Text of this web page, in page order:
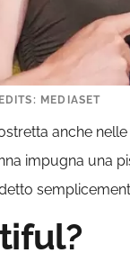
MEDIASET
anche
impugna una